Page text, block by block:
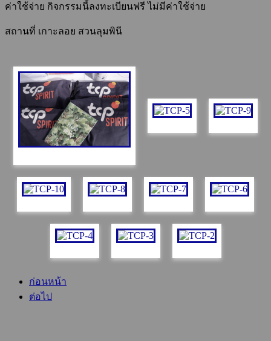
ค่าใช้จ่าย กิจกรรมนี้ลงทะเบียนฟรี ไม่มีค่าใช้จ่าย
สถานที่ เกาะลอย สวนลุมพินี
ก่อนหน้า
ต่อไป